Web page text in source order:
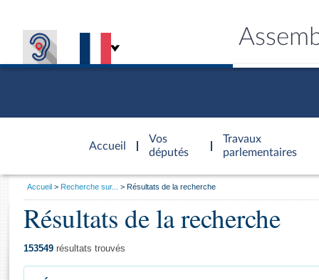
Accueil
d'accueil
Vos
députés
Travaux
parlementaires
Général
Vous
Accueil Recherche sur... Résultats de la recherche
Résultats de la recherche
153549 résultats trouvés